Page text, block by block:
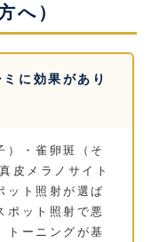
へ）
に効果があり
）・雀卵斑（そ
皮メラノサイト
ット照射が選ば
ポット照射で悪
トーニングが基